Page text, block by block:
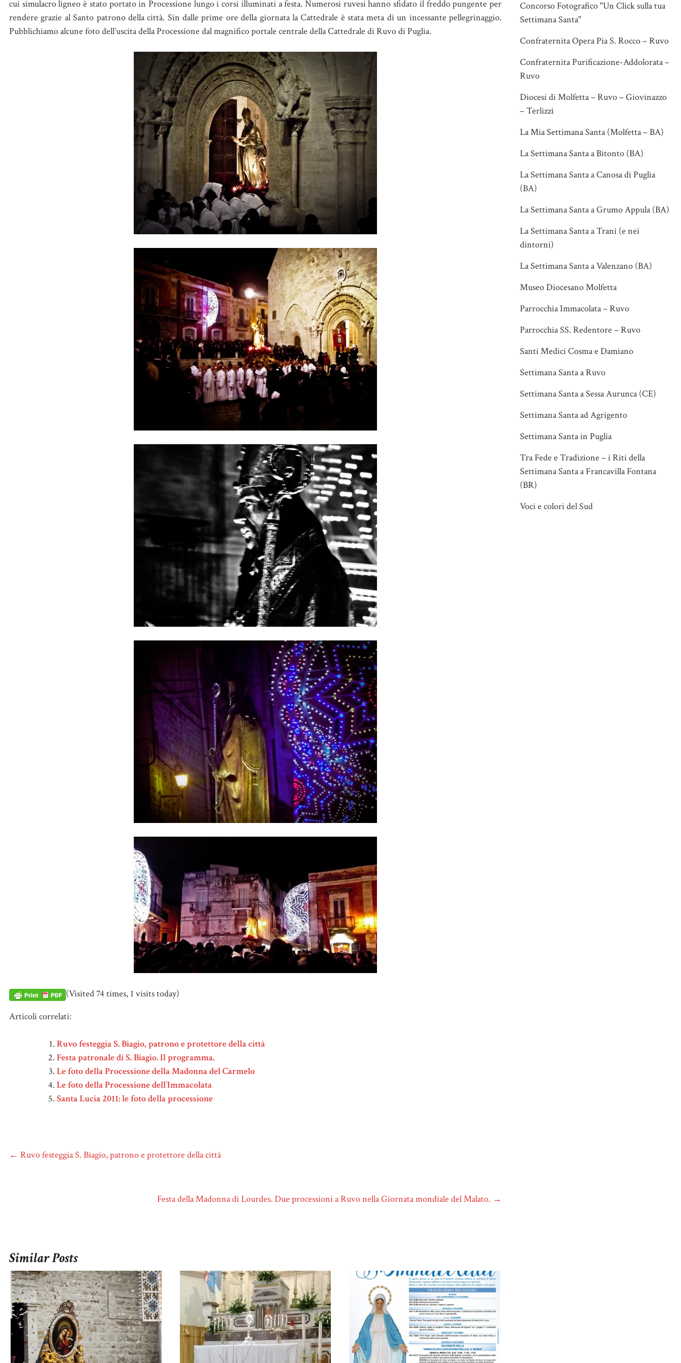
cui simulacro ligneo è stato portato in Processione lungo i corsi illuminati a festa. Numerosi ruvesi hanno sfidato il freddo pungente per
rendere grazie al Santo patrono della città. Sin dalle prime ore della giornata la Cattedrale è stata meta di un incessante pellegrinaggio.
Pubblichiamo alcune foto dell’uscita della Processione dal magnifico portale centrale della Cattedrale di Ruvo di Puglia.
(Visited 74 times, 1 visits today)
Articoli correlati:
Ruvo festeggia S. Biagio, patrono e protettore della città
Festa patronale di S. Biagio. Il programma.
Le foto della Processione della Madonna del Carmelo
Le foto della Processione dell’Immacolata
Santa Lucia 2011: le foto della processione
← Ruvo festeggia S. Biagio, patrono e protettore della città
Festa della Madonna di Lourdes. Due processioni a Ruvo nella Giornata mondiale del Malato. →
Similar Posts
Concorso Fotografico "Un Click sulla tua
Settimana Santa"
Confraternita Opera Pia S. Rocco – Ruvo
Confraternita Purificazione-Addolorata –
Ruvo
Diocesi di Molfetta – Ruvo – Giovinazzo
– Terlizzi
La Mia Settimana Santa (Molfetta – BA)
La Settimana Santa a Bitonto (BA)
La Settimana Santa a Canosa di Puglia
(BA)
La Settimana Santa a Grumo Appula (BA)
La Settimana Santa a Trani (e nei
dintorni)
La Settimana Santa a Valenzano (BA)
Museo Diocesano Molfetta
Parrocchia Immacolata – Ruvo
Parrocchia SS. Redentore – Ruvo
Santi Medici Cosma e Damiano
Settimana Santa a Ruvo
Settimana Santa a Sessa Aurunca (CE)
Settimana Santa ad Agrigento
Settimana Santa in Puglia
Tra Fede e Tradizione – i Riti della
Settimana Santa a Francavilla Fontana
(BR)
Voci e colori del Sud